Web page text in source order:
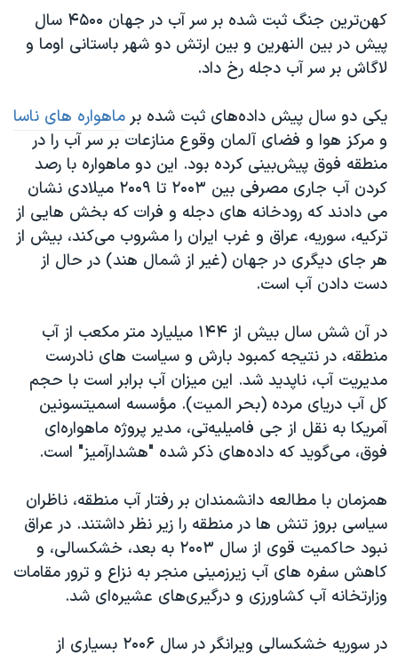
کهن‌ترین جنگ ثبت شده بر سر آب در جهان ۴۵۰۰ سال
پیش در بین النهرین و بین ارتش دو شهر باستانی اوما و
لاگاش بر سر آب دجله رخ داد.
یکی دو سال پیش داده‌های ثبت شده بر ماهواره های ناسا
و مرکز هوا و فضای آلمان وقوع منازعات بر سر آب را در
منطقه فوق پیش‌بینی کرده بود. این دو ماهواره با رصد
کردن آب جاری مصرفی بین ۲۰۰۳ تا ۲۰۰۹ میلادی نشان
می دادند که رودخانه های دجله و فرات که بخش هایی از
ترکیه، سوریه، عراق و غرب ایران را مشروب می‌کند، بیش از
هر جای دیگری در جهان (غیر از شمال هند) در حال از
دست دادن آب است.
در آن شش سال بیش از ۱۴۴ میلیارد متر مکعب از آب
منطقه، در نتیجه کمبود بارش و سیاست های نادرست
مدیریت آب، ناپدید شد. این میزان آب برابر است با حجم
کل آب دریای مرده (بحر المیت). مؤسسه اسمیتسونین
آمریکا به نقل از جی فامیلیه‌تی، مدیر پروژه ماهواره‌ای
فوق، می‌گوید که داده‌های ذکر شده "هشدارآمیز" است.
همزمان با مطالعه دانشمندان بر رفتار آب منطقه، ناظران
سیاسی بروز تنش ها در منطقه را زیر نظر داشتند. در عراق
نبود حاکمیت قوی از سال ۲۰۰۳ به بعد، خشکسالی، و
کاهش سفره های آب زیرزمینی منجر به نزاع و ترور مقامات
وزارتخانه آب کشاورزی و درگیری‌های عشیره‌ای شد.
در سوریه خشکسالی ویرانگر در سال ۲۰۰۶ بسیاری از